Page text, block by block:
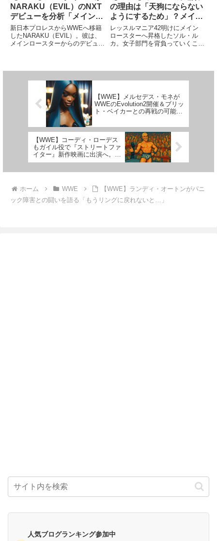
NARAKU（EVIL）のNXT
デビューを分析「メインロ
ースターへの準備として、
NXTで学ぶべきことがあ
る」
新日本プロレスからWWEへ移籍
したNARAKU（EVIL）。彼は、
メインロースターからのデビュー
ス・キーズ（パワー...
の理由は「天狗にならない
ようにするため」？メイン
ロースター昇格後のクリエ
イティブ・プランとは
レッスルマニア42明けにメイン
ロースターへ昇格したソル・ル
カ。女子部門を背負っていくこと
ーとしてもスタートダッシュを切
【WWE】メルセデス・モネが
WWEのEvolution2開催＆ブリッ
ト・ベイカーとの再戦の可能性
たね」
【WWE】コーディ・ローデス
もガイル役で『ストリートファ
イター』新作映画に出演へ。豪
鬼役ローマン・レインズと共演
ホーム WWE
【WWE】ランディ・オートンがパニ
ック障害との闘いを語る「もうリングに戻れないと…」
人気ブログランキング参加中